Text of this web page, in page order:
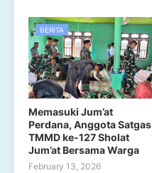
BERITA
Memasuki Jum’at
Perdana, Anggota Satgas
TMMD ke-127 Sholat
Jum’at Bersama Warga
February 13, 2026